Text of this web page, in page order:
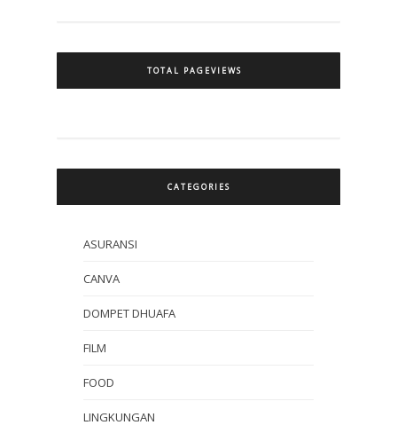
TOTAL PAGEVIEWS
CATEGORIES
ASURANSI
CANVA
DOMPET DHUAFA
FILM
FOOD
LINGKUNGAN